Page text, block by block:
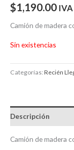
$1,190.00
Camión de madera
Sin existencias
Categorías:Recién
Descripción
Camión de madera